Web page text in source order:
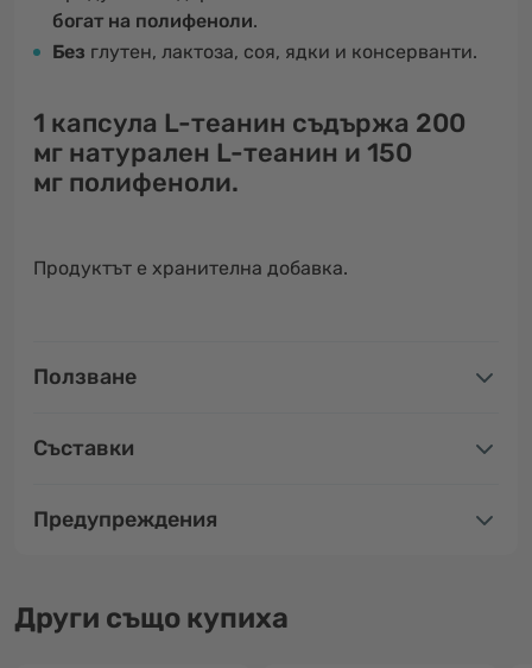
богат на полифеноли.
Без глутен, лактоза, соя, ядки и консерванти.
1 капсула L-теанин съдържа 200
мг натурален L-теанин и 150
мг полифеноли.
Продуктът е хранителна добавка.
Ползване
Съставки
Предупреждения
Други също купиха